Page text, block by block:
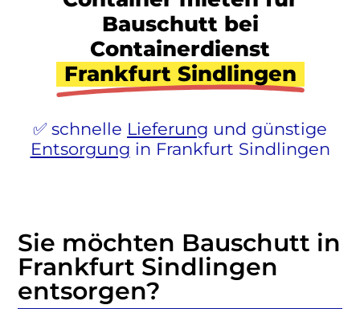
Bauschutt bei
Containerdienst
Frankfurt Sindlingen
schnelle Lieferung und günstige
Entsorgung in Frankfurt Sindlingen
Sie möchten Bauschutt in
Frankfurt Sindlingen
entsorgen?